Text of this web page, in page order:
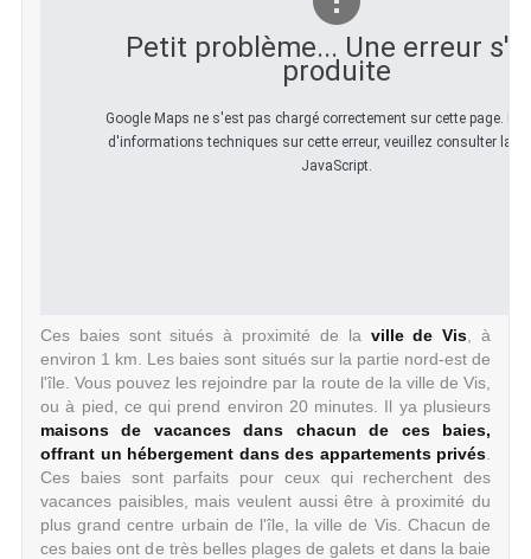
Petit problème... Une erreur
produite
Google Maps ne s'est pas chargé correctement sur cette page.
d'informations techniques sur cette erreur, veuillez consulter la
JavaScript.
Ces baies sont situés à proximité de la ville de Vis , à
environ 1 km. Les baies sont situés sur la partie nord-est de
l'île. Vous pouvez les rejoindre par la route de la ville de Vis,
ou à pied, ce qui prend environ 20 minutes. Il ya plusieurs
maisons de vacances dans chacun de ces baies,
offrant un hébergement dans des appartements privés
Ces baies sont parfaits pour ceux qui recherchent des
vacances paisibles, mais veulent aussi être à proximité du
plus grand centre urbain de l'île, la ville de Vis. Chacun de
ces baies ont de très belles plages de galets et dans la baie